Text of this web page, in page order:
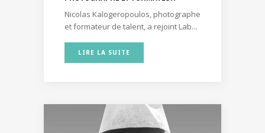
Nicolas Kalogeropoulos, photographe
et formateur de talent, a rejoint Lab...
LIRE LA SUITE